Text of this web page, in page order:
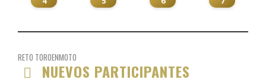
RETO TOROENMOTO
NUEVOS PARTICIPANTES